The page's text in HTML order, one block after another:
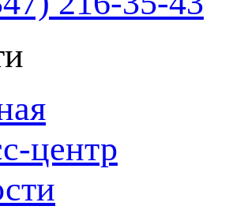
центр